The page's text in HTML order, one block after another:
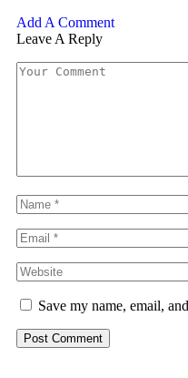
Add A Comment
Leave A Reply
Save my name, email,